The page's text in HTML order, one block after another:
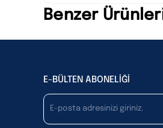
Benzer
E-BÜLTEN ABONELİĞİ